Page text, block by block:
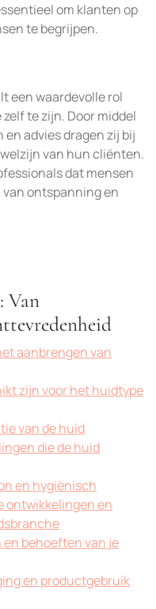
om klanten op
te begrijpen.
een waardevolle rol
te zijn. Door middel
advies dragen zij bij
van hun cliënten.
dat mensen
ontspanning en
Van
aanbrengen van
zijn voor het huidtype
van de huid
die de huid
en hygiënisch
ontwikkelingen en
en behoeften van je
en productgebruik